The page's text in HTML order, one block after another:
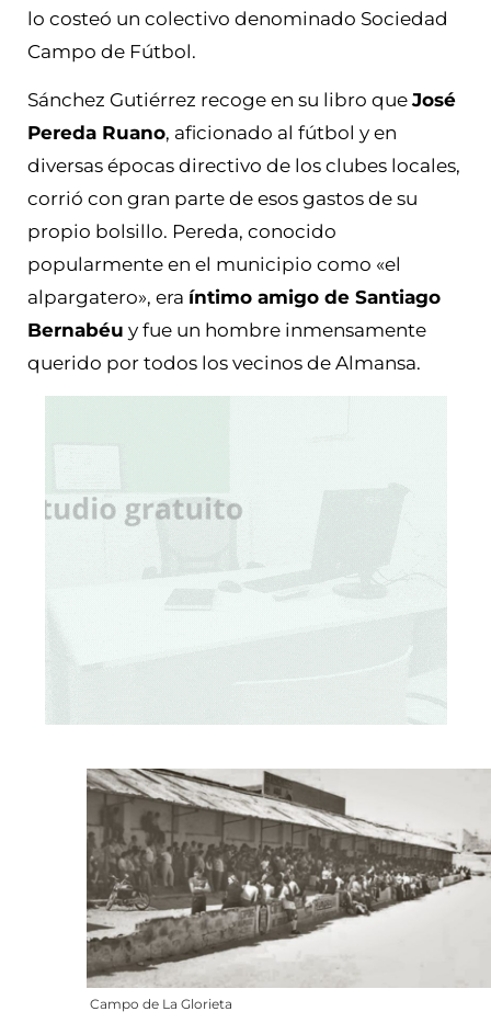
lo costeó un colectivo denominado Sociedad
Campo de Fútbol.
Sánchez Gutiérrez recoge en su libro que José
Pereda Ruano, aficionado al fútbol y en
diversas épocas directivo de los clubes locales,
corrió con gran parte de esos gastos de su
propio bolsillo. Pereda, conocido
popularmente en el municipio como «el
alpargatero», era íntimo amigo de Santiago
Bernabéu y fue un hombre inmensamente
querido por todos los vecinos de Almansa.
Campo de La Glorieta